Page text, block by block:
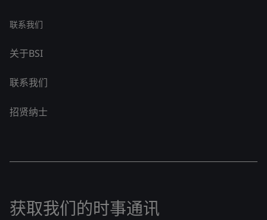
联系我们
关于BSI
联系我们
招贤纳士
获取我们的时事通讯